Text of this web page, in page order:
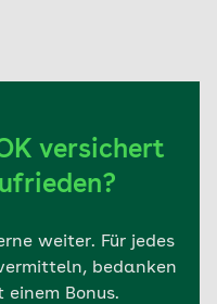
versichert
weiter. Für jedes
bedanken
Bonus.